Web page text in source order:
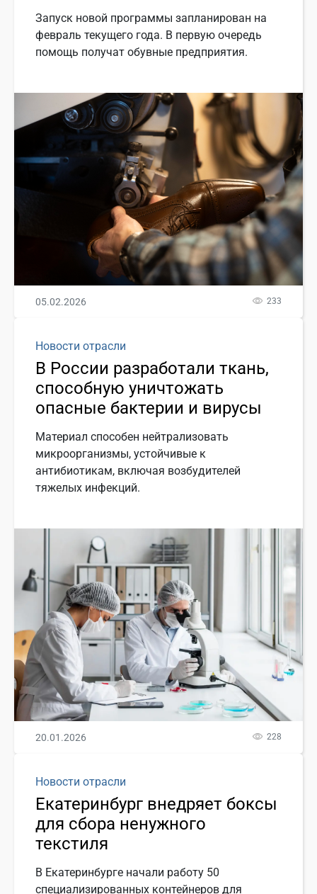
Запуск новой программы запланирован на
февраль текущего года. В первую очередь
помощь получат обувные предприятия.
05.02.2026 233
Новости отрасли
В России разработали ткань,
способную уничтожать
опасные бактерии и вирусы
Материал способен нейтрализовать
микроорганизмы, устойчивые к
антибиотикам, включая возбудителей
тяжелых инфекций.
20.01.2026 228
Новости отрасли
Екатеринбург внедряет боксы
для сбора ненужного
текстиля
В Екатеринбурге начали работу 50
специализированных контейнеров для